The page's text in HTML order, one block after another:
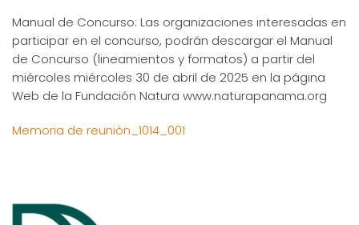
Manual de Concurso: Las organizaciones interesadas en
participar en el concurso, podrán descargar el Manual
de Concurso (lineamientos y formatos) a partir del
miércoles miércoles 30 de abril de 2025 en la página
Web de la Fundación Natura www.naturapanama.org
Memoria de reunión_1014_001